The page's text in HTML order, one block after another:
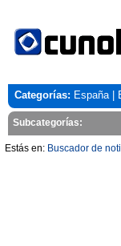
Categorías: España|
Subcategorías:
Estás en: Buscador de